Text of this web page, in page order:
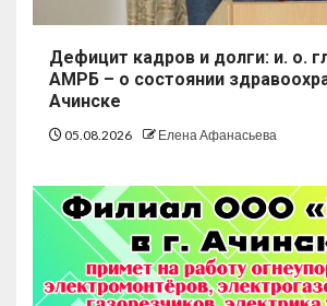
Дефицит кадров и долги: и. о.
АМРБ – о состоянии
Ачинске
05.08.2026 Елена Афанасьева